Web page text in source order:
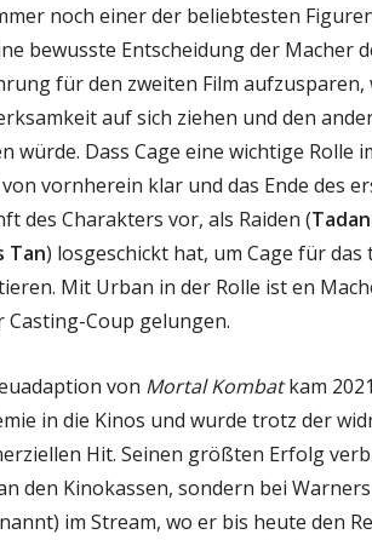
noch einer der beliebtesten
bewusste Entscheidung der Macher
für den zweiten Film
auf sich ziehen und den
würde. Dass Cage eine wichtige Rolle
vornherein klar und das Ende des
des Charakters vor, als Raiden (
Tan) losgeschickt hat, um Cage für
Mit Urban in der Rolle ist en
Casting-Coup gelungen.
von Mortal Kombatkam
in die Kinos und wurde trotz der
Hit. Seinen größten Erfolg
den Kinokassen, sondern bei Warners
im Stream, wo er bis heute den